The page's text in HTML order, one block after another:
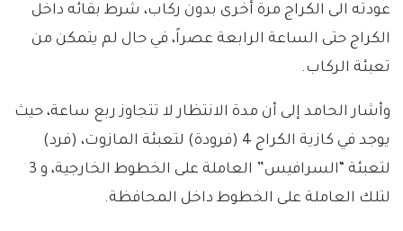
عودته الى الكراج مرة أخرى بدون ركاب، شرط بقائه داخل
الكراج حتى الساعة الرابعة عصراً، في حال لم يتمكن من
تعبئة الركاب.
وأشار الحامد إلى أن مدة الانتظار لا تتجاوز ربع ساعة، حيث
يوجد في كازية الكراج 4 (فرودة) لتعبئة المازوت، (فرد)
لتعبئة “السرافيس” العاملة على الخطوط الخارجية، و 3
لتلك العاملة على الخطوط داخل المحافظة.